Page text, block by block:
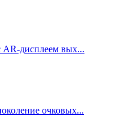
дисплеем вых...
очковых...